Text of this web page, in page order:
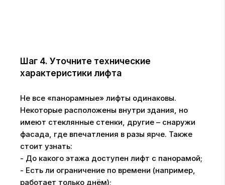
Шаг 4. Уточните технические
характеристики лифта
Не все «панорамные» лифты одинаковы.
Некоторые расположены внутри здания, но
имеют стеклянные стенки, другие – снаружи
фасада, где впечатления в разы ярче. Также
стоит узнать:
- До какого этажа доступен лифт с панорамой;
- Есть ли ограничение по времени (например,
работает только днём);